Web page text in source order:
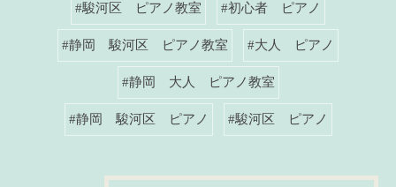
#駿河区 ピアノ教室 #初心者 ピアノ
#静岡 駿河区 ピアノ教室 #大人 ピアノ
#静岡 大人 ピアノ教室
#静岡 駿河区 ピアノ #駿河区 ピアノ